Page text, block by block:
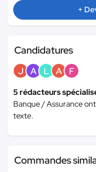
+
Candidatures
J A L A F
5 rédacteurs
Banque / Assurance
texte.
Commandes